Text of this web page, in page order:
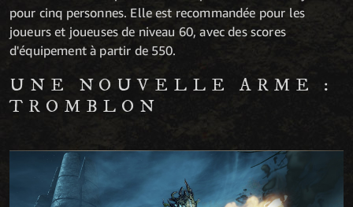
pour cinq personnes. Elle est recommandée pour les
joueurs et joueuses de niveau 60, avec des scores
d'équipement à partir de 550.
UNE NOUVELLE ARME :
TROMBLON